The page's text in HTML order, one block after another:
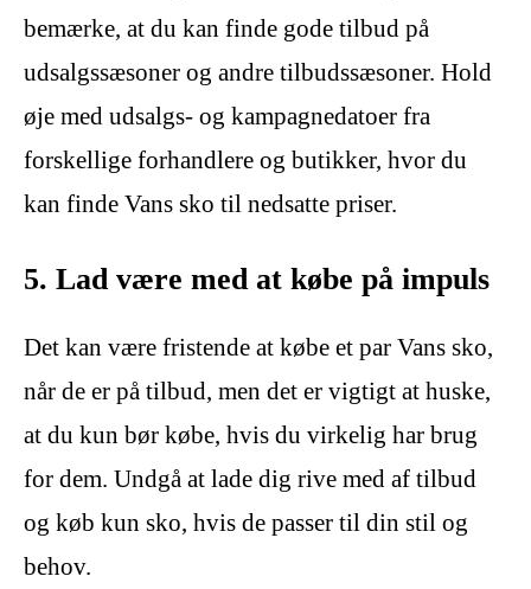
bemærke, at du kan finde gode tilbud på
udsalgssæsoner og andre tilbudssæsoner. Hold
øje med udsalgs- og kampagnedatoer fra
forskellige forhandlere og butikker, hvor du
kan finde Vans sko til nedsatte priser.
5. Lad være med at købe på impuls
Det kan være fristende at købe et par Vans sko,
når de er på tilbud, men det er vigtigt at huske,
at du kun bør købe, hvis du virkelig har brug
for dem. Undgå at lade dig rive med af tilbud
og køb kun sko, hvis de passer til din stil og
behov.